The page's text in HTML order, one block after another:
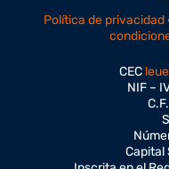
Política de privacidad
CEC
NIF –
Capital